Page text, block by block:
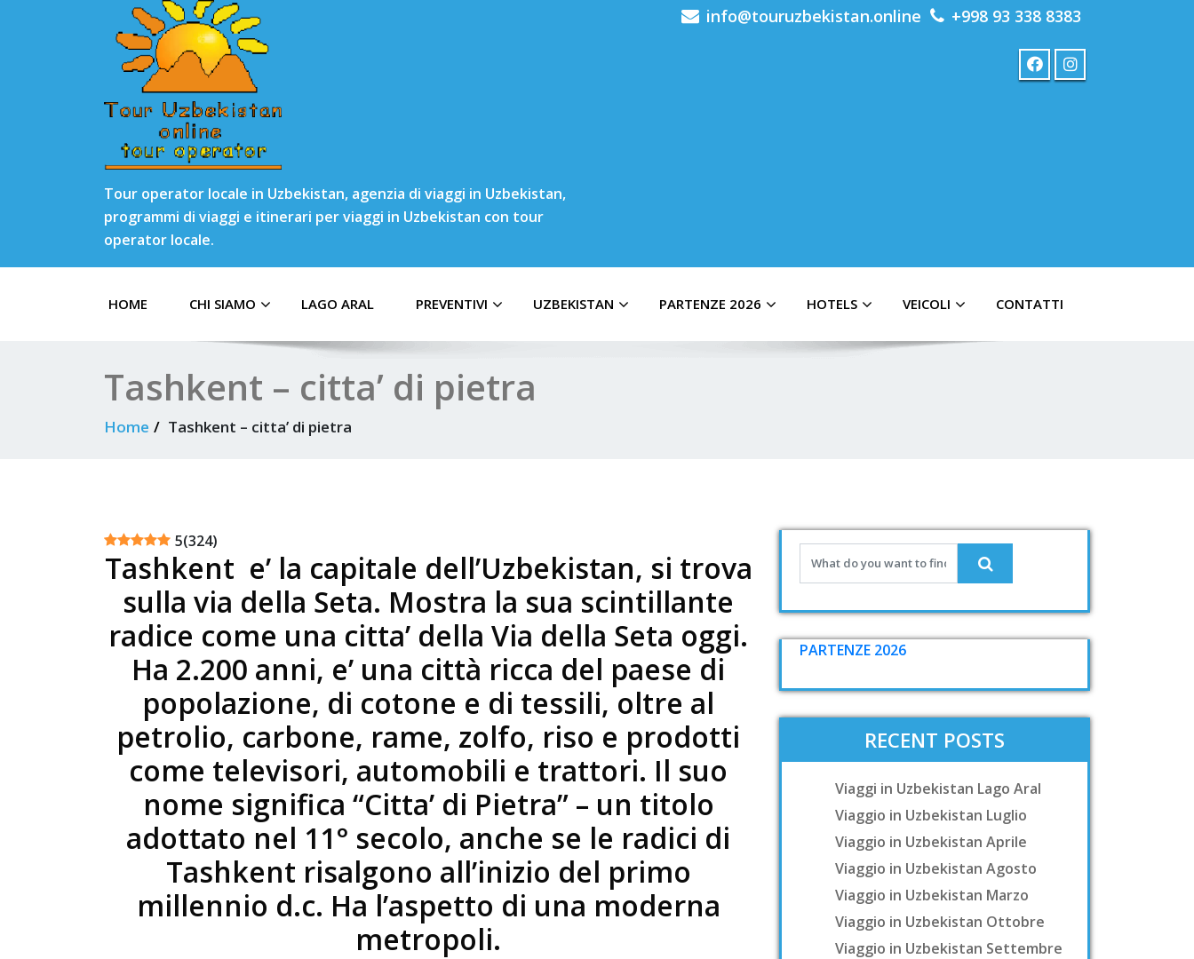
Tour operator locale in Uzbekistan, agenzia di viaggi in Uzbekistan,
programmi di viaggi e itinerari per viaggi in Uzbekistan con tour
operator locale.
info@touruzbekistan.online +998 93 338 8383
HOME CHI SIAMO LAGO ARAL PREVENTIVI UZBEKISTAN PARTENZE 2026 HOTELS VEICOLI CONTATTI
Tashkent – citta’ di pietra
Home Tashkent – citta’ di pietra
5(324)
Tashkent e’ la capitale dell’Uzbekistan, si trova
sulla via della Seta. Mostra la sua scintillante
radice come una citta’ della Via della Seta oggi.
Ha 2.200 anni, e’ una città ricca del paese di
popolazione, di cotone e di tessili, oltre al
petrolio, carbone, rame, zolfo, riso e prodotti
come televisori, automobili e trattori. Il suo
nome significa “Citta’ di Pietra” – un titolo
adottato nel 11° secolo, anche se le radici di
Tashkent risalgono all’inizio del primo
millennio d.c. Ha l’aspetto di una moderna
metropoli.
PARTENZE 2026
RECENT POSTS
Viaggi in Uzbekistan Lago Aral
Viaggio in Uzbekistan Luglio
Viaggio in Uzbekistan Aprile
Viaggio in Uzbekistan Agosto
Viaggio in Uzbekistan Marzo
Viaggio in Uzbekistan Ottobre
Viaggio in Uzbekistan Settembre